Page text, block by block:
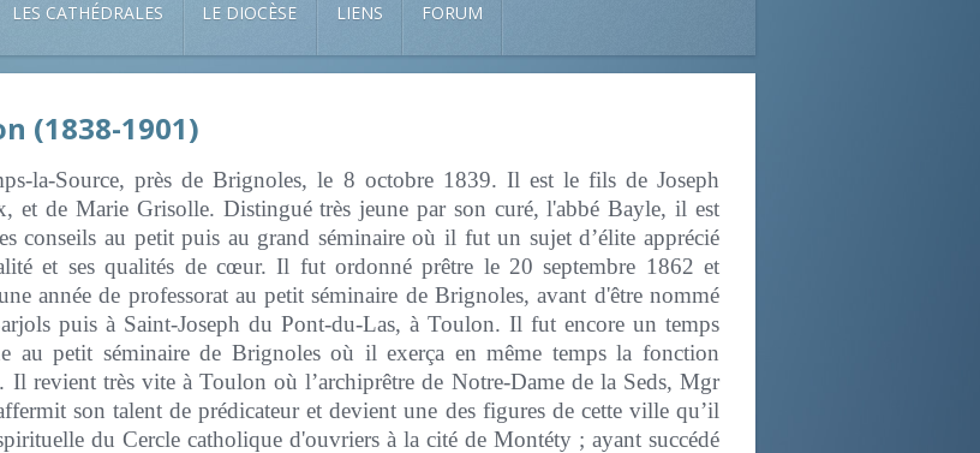
LES CATHÉDRALES LE DIOCÈSE LIENS FORUM
(1838-1901)
la-Source, près de Brignoles, le 8 octobre 1839. Il est le fils de Joseph
et de Marie Grisolle. Distingué très jeune par son curé, l'abbé Bayle, il est
conseils au petit puis au grand séminaire où il fut un sujet d’élite apprécié
et ses qualités de cœur. Il fut ordonné prêtre le 20 septembre 1862 et
année de professorat au petit séminaire de Brignoles, avant d'être nommé
puis à Saint-Joseph du Pont-du-Las, à Toulon. Il fut encore un temps
au petit séminaire de Brignoles où il exerça en même temps la fonction
Il revient très vite à Toulon où l’archiprêtre de Notre-Dame de la Seds, Mgr
son talent de prédicateur et devient une des figures de cette ville qu’il
du Cercle catholique d'ouvriers à la cité de Montéty ; ayant succédé